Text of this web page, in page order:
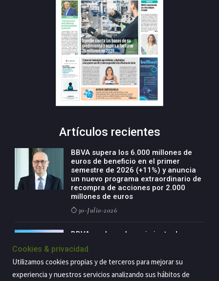
Artículos recientes
BBVA supera los 6.000 millones de
euros de beneficio en el primer
semestre de 2026 (+11%) y anuncia
un nuevo programa extraordinario de
recompra de acciones por 2.000
millones de euros
30-Julio-2026
BBVA acelera el crecimiento de su
de especialización presente en siete
países
29-Julio-2026
Cookies & privacidad
Utilizamos cookies propias y de terceros para mejorar su
experiencia y nuestros servicios analizando sus hábitos de